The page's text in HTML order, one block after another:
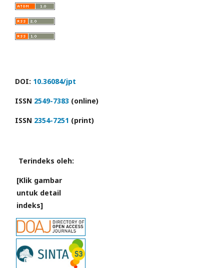
DOI: 10.36084/jpt
ISSN 2549-7383 (online)
ISSN 2354-7251 (print)
Terindeks oleh:
[Klik gambar
untuk detail
indeks]